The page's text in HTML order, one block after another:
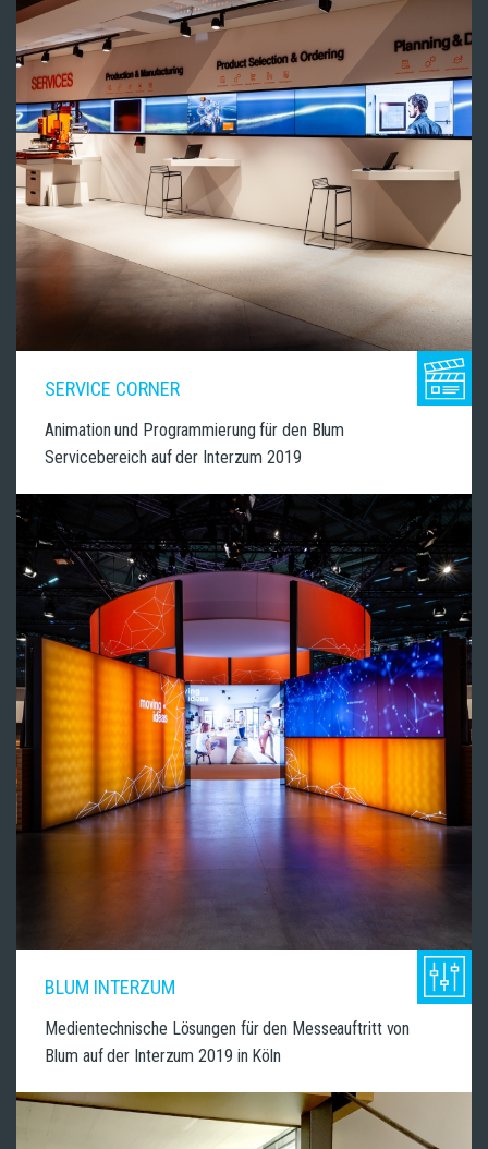
SERVICE CORNER
Animation und Programmierung für den Blum
Servicebereich auf der Interzum 2019
BLUM INTERZUM
Medientechnische Lösungen für den Messeauftritt von
Blum auf der Interzum 2019 in Köln